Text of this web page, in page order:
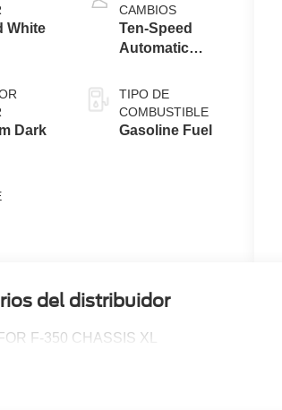
White
Dark
CAMBIOS
Ten-Speed
Automatic
with Selectable
Drive Modes
TIPO DE
COMBUSTIBLE
Gasoline Fuel
del distribuidor
F-350 CHASSIS XL